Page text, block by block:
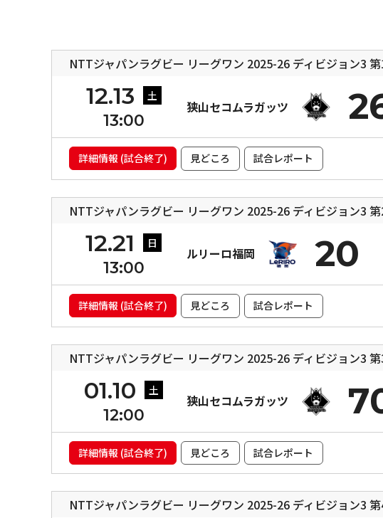
NTTジャパンラグビー リーグワン 2025-26 ディビジョン3
12.13 土
13:00
狭山セコムラガッツ
詳細情報 (試合終了) 見どころ 試合レポート
NTTジャパンラグビー リーグワン 2025-26 ディビジョン3
12.21 日
13:00
ルリーロ福岡 20
詳細情報 (試合終了) 見どころ 試合レポート
NTTジャパンラグビー リーグワン 2025-26 ディビジョン3
01.10 土
12:00
狭山セコムラガッツ
詳細情報 (試合終了) 見どころ 試合レポート
NTTジャパンラグビー リーグワン 2025-26 ディビジョン3